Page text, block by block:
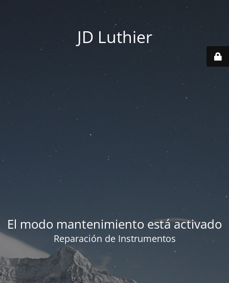
JD Luthier
El modo mantenimiento está activado
Reparación de Instrumentos